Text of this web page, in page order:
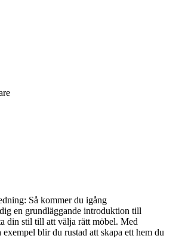
Så kommer du igång
en grundläggande introduktion till
din stil till att välja rätt möbel. Med
blir du rustad att skapa ett hem du